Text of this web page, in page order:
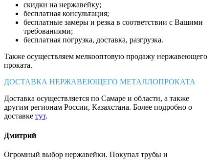
скидки на нержавейку;
бесплатная консультация;
бесплатные замеры и резка в соответствии с Вашими
требованиями;
бесплатная погрузка, доставка, разгрузка.
Также осуществляем мелкооптовую продажу нержавеющего
проката.
ДОСТАВКА НЕРЖАВЕЮЩЕГО МЕТАЛЛОПРОКАТА
Доставка осуществляется по Самаре и области, а также
другим регионам России, Казахстана. Более подробно о
доставке тут.
Дмитрий
Огромный выбор нержавейки. Покупал трубы и